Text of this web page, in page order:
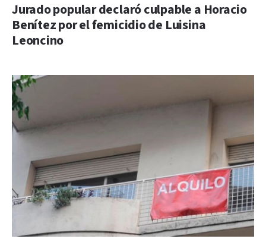
Jurado popular declaró culpable a Horacio
Benítez por el femicidio de Luisina
Leoncino